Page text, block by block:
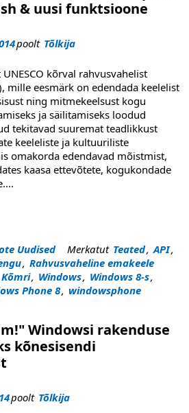
& uusi funktsioone
poolt Tõlkija
kõrval rahvusvahelist
mille eesmärk on edendada keelelist
ning mitmekeelsust kogu
ja säilitamiseks loodud
tekitavad suuremat teadlikkust
keeleliste ja kultuuriliste
omakorda edendavad mõistmist,
kaasa ettevõtete, kogukondade
....
emakeele päev
Uudised Merkatut Teated, API,
, Rahvusvaheline emakeele
Kõmri, Windows, Windows 8-s,
Phone 8, windowsphone
Windowsi rakenduse
kõnesisendi
poolt Tõlkija